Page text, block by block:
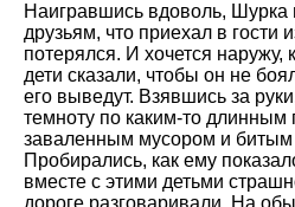
Наигравшись вдоволь,
друзьям, что приехал в гости
потерялся. И хочется наружу,
дети сказали, чтобы он не
его выведут. Взявшись за
темноту по каким-то длинным
заваленным мусором и битым
Пробирались, как ему
вместе с этими детьми
дороге разговаривали. На